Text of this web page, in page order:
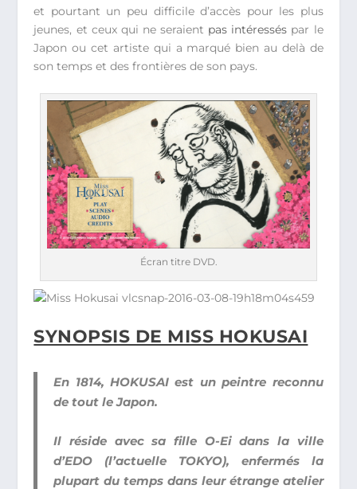
et pourtant un peu difficile d’accès pour les plus
jeunes, et ceux qui ne seraient pas intéressés par le
Japon ou cet artiste qui a marqué bien au delà de
son temps et des frontières de son pays.
Écran titre DVD.
SYNOPSIS DE MISS HOKUSAI
En 1814, HOKUSAI est un peintre reconnu
de tout le Japon.
Il réside avec sa fille O-Ei dans la ville
d’EDO (l’actuelle TOKYO), enfermés la
plupart du temps dans leur étrange atelier